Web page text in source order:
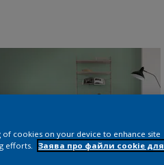
of cookies on your device to enhance site
efforts.
Заява про файли cookie для